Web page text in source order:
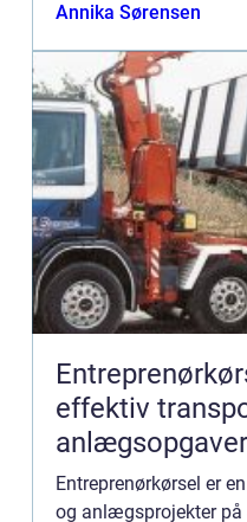
trygge o...
Annika Sørensen
effektiv
anlægsopgaver
Entreprenørkørsel er
og anlægsprojekter